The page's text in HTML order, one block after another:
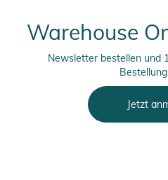
Warehouse
Newsletter bestellen und
Jetzt